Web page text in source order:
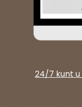
24/7 kunt